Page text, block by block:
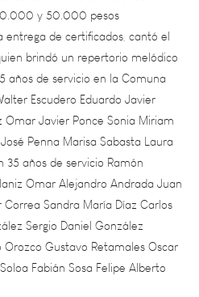
brindó un repertorio melódico
de servicio en la Comuna
Escudero Eduardo Javier
Javier Ponce Sonia Miriam
Penna Marisa Sabasta Laura
años de servicio Ramón
Omar Alejandro Andrada Juan
Sandra María Díaz Carlos
Sergio Daniel González
Gustavo Retamales Oscar
Fabián Sosa Felipe Alberto